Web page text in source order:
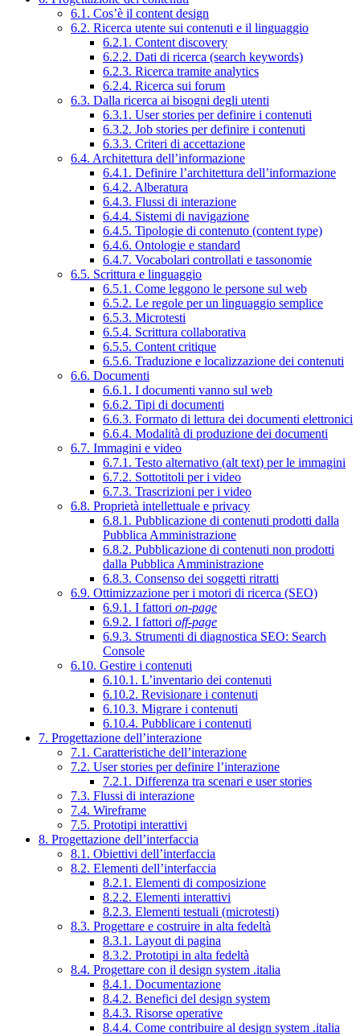
6.1. Cos’è il content design
6.2. Ricerca utente sui contenuti e il linguaggio
6.2.1. Content discovery
6.2.2. Dati di ricerca (search keywords)
6.2.3. Ricerca tramite analytics
6.2.4. Ricerca sui forum
6.3. Dalla ricerca ai bisogni degli utenti
6.3.1. User stories per definire i contenuti
6.3.2. Job stories per definire i contenuti
6.3.3. Criteri di accettazione
6.4. Architettura dell’informazione
6.4.1. Definire l’architettura dell’informazione
6.4.2. Alberatura
6.4.3. Flussi di interazione
6.4.4. Sistemi di navigazione
6.4.5. Tipologie di contenuto (content type)
6.4.6. Ontologie e standard
6.4.7. Vocabolari controllati e tassonomie
6.5. Scrittura e linguaggio
6.5.1. Come leggono le persone sul web
6.5.2. Le regole per un linguaggio semplice
6.5.3. Microtesti
6.5.4. Scrittura collaborativa
6.5.5. Content critique
6.5.6. Traduzione e localizzazione dei contenuti
6.6. Documenti
6.6.1. I documenti vanno sul web
6.6.2. Tipi di documenti
6.6.3. Formato di lettura dei documenti elettronici
6.6.4. Modalità di produzione dei documenti
6.7. Immagini e video
6.7.1. Testo alternativo (alt text) per le immagini
6.7.2. Sottotitoli per i video
6.7.3. Trascrizioni per i video
6.8. Proprietà intellettuale e privacy
6.8.1. Pubblicazione di contenuti prodotti dalla
Pubblica Amministrazione
6.8.2. Pubblicazione di contenuti non prodotti
dalla Pubblica Amministrazione
6.8.3. Consenso dei soggetti ritratti
6.9. Ottimizzazione per i motori di ricerca (SEO)
6.9.1. I fattori on-page
6.9.2. I fattori off-page
6.9.3. Strumenti di diagnostica SEO: Search
Console
6.10. Gestire i contenuti
6.10.1. L’inventario dei contenuti
6.10.2. Revisionare i contenuti
6.10.3. Migrare i contenuti
6.10.4. Pubblicare i contenuti
7. Progettazione dell’interazione
7.1. Caratteristiche dell’interazione
7.2. User stories per definire l’interazione
7.2.1. Differenza tra scenari e user stories
7.3. Flussi di interazione
7.4. Wireframe
7.5. Prototipi interattivi
8. Progettazione dell’interfaccia
8.1. Obiettivi dell’interfaccia
8.2. Elementi dell’interfaccia
8.2.1. Elementi di composizione
8.2.2. Elementi interattivi
8.2.3. Elementi testuali (microtesti)
8.3. Progettare e costruire in alta fedeltà
8.3.1. Layout di pagina
8.3.2. Prototipi in alta fedeltà
8.4. Progettare con il design system .italia
8.4.1. Documentazione
8.4.2. Benefici del design system
8.4.3. Risorse operative
8.4.4. Come contribuire al design system .italia